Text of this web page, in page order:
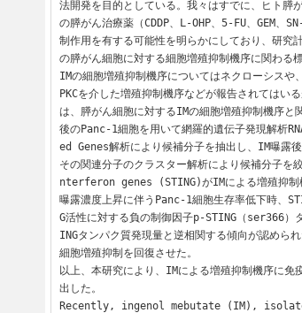
法開発を目的としている。我々はすでに、ヒト
の膵がん治療薬（CDDP、L-OHP、5-FU、GEM、
制作用を有する可能性を明らかにしており、研究
の膵がん細胞に対する細胞増殖抑制機序に関わる
IMの細胞増殖抑制機序についてはネクローシス
PKCを介した増殖抑制機序などが報告されてはい
は、膵がん細胞に対するIMの細胞増殖抑制機序
後のPanc-1細胞を用いて網羅的遺伝子発現解
ed Genes解析により候補分子を抽出し、IM曝露
その関連分子のクラスター解析により候補分
nterferon genes (STING)がIMによる増殖抑制
曝露濃度上昇に伴うPanc-1細胞生存率低下時、
G活性に対する負の制御因子p-STING（ser366）
INGタンパク質発現量と逆相関する傾向が認めら
細胞増殖抑制を回復させた。
以上、本研究により、IMによる増殖抑制機序に免
出した。
Recently, ingenol mebutate (IM),